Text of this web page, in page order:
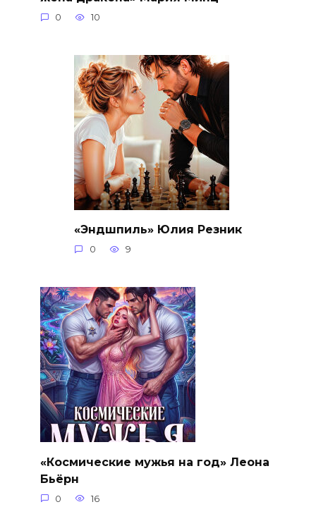
0 10
«Эндшпиль» Юлия Резник
0 9
«Космические мужья на год» Леона
Бьёрн
0 16